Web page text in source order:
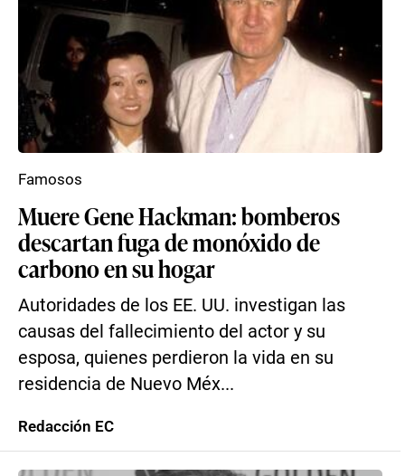
Muere Gene Hackman: bomberos
descartan fuga de monóxido de
carbono en su hogar
Autoridades de los EE. UU. investigan las
causas del fallecimiento del actor y su
esposa, quienes perdieron la vida en su
residencia de Nuevo Méx...
Famosos
Redacción EC